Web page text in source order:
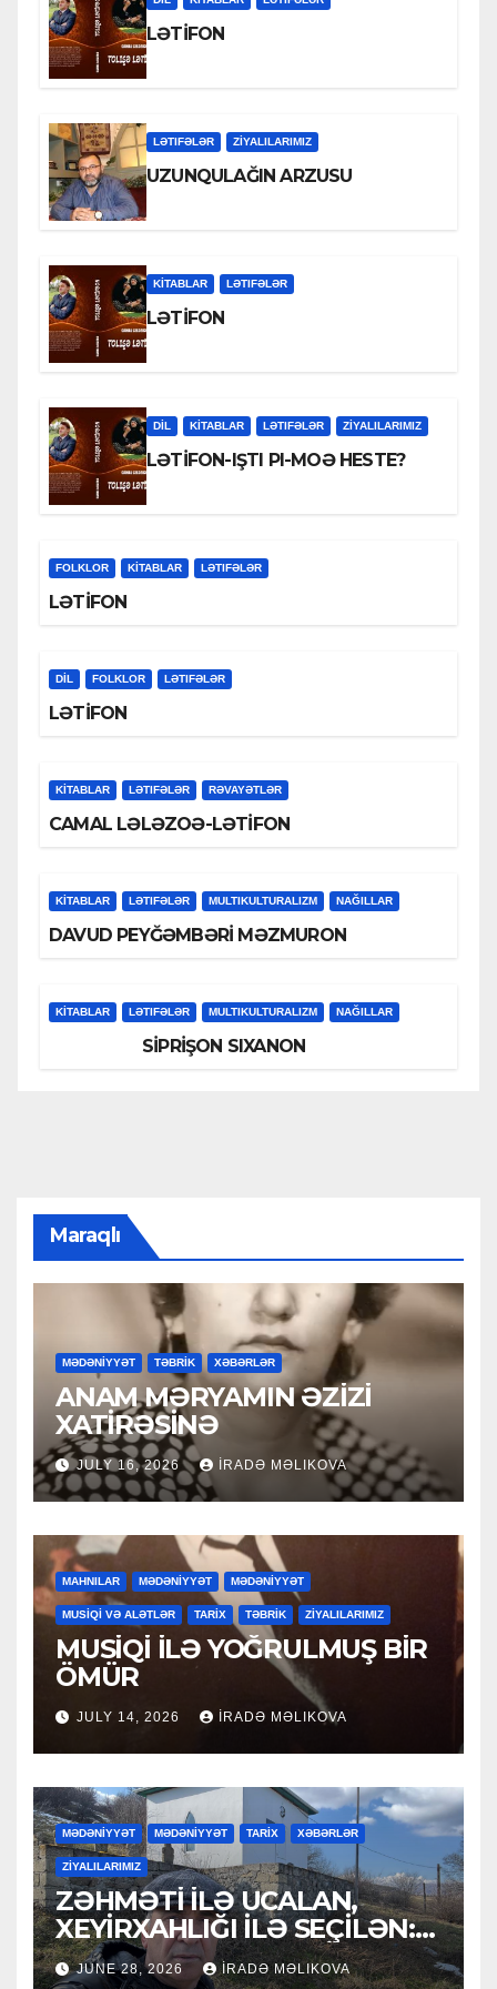
LƏTİFON
LƏTIFƏLƏR ZİYALILARIMIZ
UZUNQULAĞIN ARZUSU
KİTABLAR LƏTIFƏLƏR
LƏTİFON
DİL KİTABLAR LƏTIFƏLƏR ZİYALILARIMIZ
LƏTİFON-IŞTI PI-MOƏ HESTE?
FOLKLOR KİTABLAR LƏTIFƏLƏR
LƏTİFON
DİL FOLKLOR LƏTIFƏLƏR
LƏTİFON
KİTABLAR LƏTIFƏLƏR RƏVAYƏTLƏR
CAMAL LƏLƏZOƏ-LƏTİFON
KİTABLAR LƏTIFƏLƏR MULTIKULTURALIZM NAĞILLAR
DAVUD PEYĞƏMBƏRİ MƏZMURON
KİTABLAR LƏTIFƏLƏR MULTIKULTURALIZM NAĞILLAR
SİPRİŞON SIXANON
Maraqlı
MƏDƏNİYYƏT TƏBRİK XƏBƏRLƏR
ANAM MƏRYAMIN ƏZİZİ
XATİRƏSİNƏ
JULY 16, 2026 İRADƏ MƏLIKOVA
MAHNILAR MƏDƏNİYYƏT MƏDƏNİYYƏT
MUSİQİ VƏ ALƏTLƏR TARİX TƏBRİK ZİYALILARIMIZ
MUSİQİ İLƏ YOĞRULMUŞ BİR
ÖMÜR
JULY 14, 2026 İRADƏ MƏLIKOVA
MƏDƏNİYYƏT MƏDƏNİYYƏT TARİX XƏBƏRLƏR
ZİYALILARIMIZ
ZƏHMƏTİ İLƏ UCALAN,
XEYİRXAHLIĞI İLƏ SEÇİLƏN:
HACI RAMAZAN QULİYEV
JUNE 28, 2026 İRADƏ MƏLIKOVA